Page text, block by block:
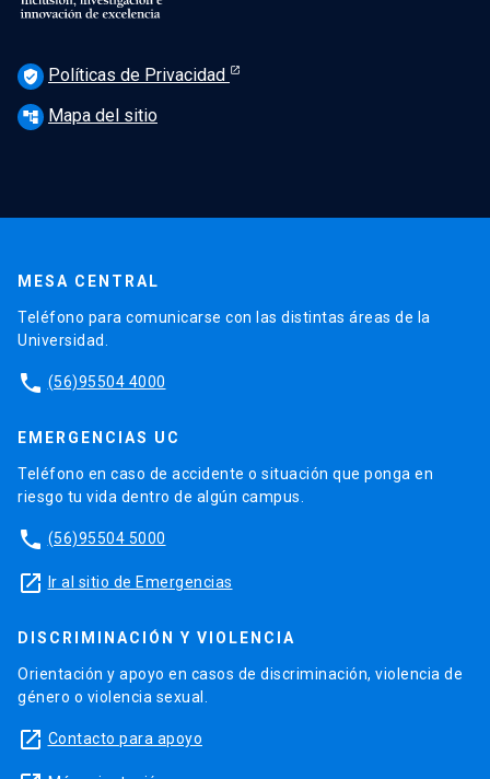
verified_user Políticas de Privacidad
account_tree Mapa del sitio
MESA CENTRAL
Teléfono para comunicarse con las distintas áreas de la
Universidad.
phone (56)95504 4000
EMERGENCIAS UC
Teléfono en caso de accidente o situación que ponga en
riesgo tu vida dentro de algún campus.
phone (56)95504 5000
launch Ir al sitio de Emergencias
DISCRIMINACIÓN Y VIOLENCIA
Orientación y apoyo en casos de discriminación, violencia de
género o violencia sexual.
launch Contacto para apoyo